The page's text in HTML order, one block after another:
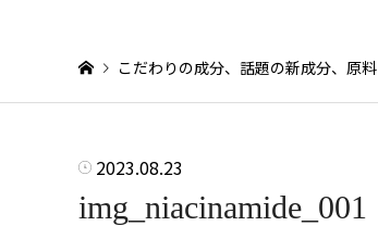
こだわりの成分、話題の新成分、原料
2023.08.23
img_niacinamide_001